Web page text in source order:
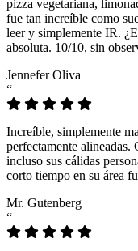
pizza vegetariana,
fue tan increíble como
leer y simplemente IR.
absoluta. 10/10, sin
Jennefer Oliva
“
Increíble, simplemente
perfectamente alineadas.
incluso sus cálidas
corto tiempo en su área
Mr. Gutenberg
“